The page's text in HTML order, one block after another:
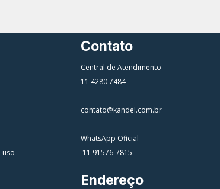
uso
Contato
Central de Atendimento
11 4280 7484
contato@kandel.com.br
WhatsApp Oficial
11 91576-7815
Endereço